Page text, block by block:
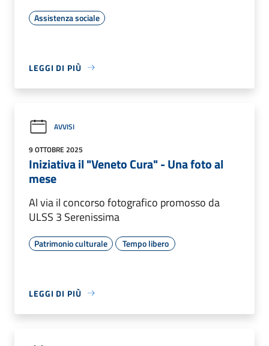
Assistenza sociale
LEGGI DI PIÙ
AVVISI
9 OTTOBRE 2025
Iniziativa il "Veneto Cura" - Una foto al
mese
Al via il concorso fotografico promosso da
ULSS 3 Serenissima
Patrimonio culturale Tempo libero
LEGGI DI PIÙ